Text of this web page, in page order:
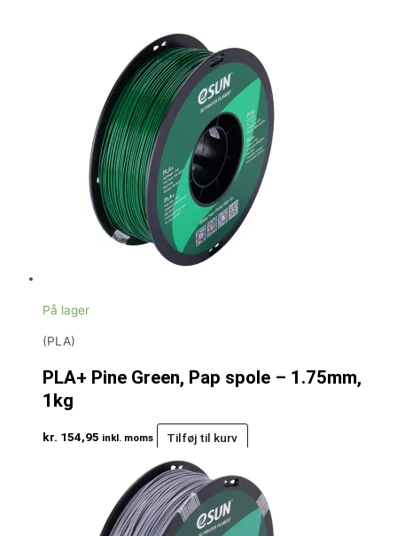
På lager
(PLA)
PLA+ Pine Green, Pap spole – 1.75mm,
1kg
kr. 154,95 inkl. moms Tilføj til kurv